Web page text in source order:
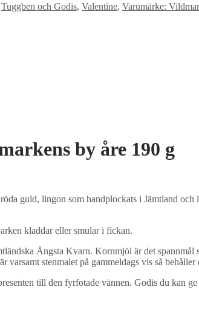
Tuggben och Godis, Valentine, Varumärke:
by åre 190 g
guld, lingon som handplockats i Jämtland
kladdar eller smular i fickan.
Ångsta Kvarn. Kornmjöl är det spannmål
stenmalet på gammeldags vis så
till den fyrfotade vännen. Godis du kan